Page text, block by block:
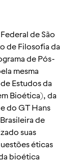
de São
de Filosofia da
de Pós-
mesma
Estudos da
Bioética), da
do GT Hans
de
suas
éticas
bioética